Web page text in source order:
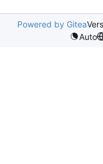
Powered by Gitea
Auto